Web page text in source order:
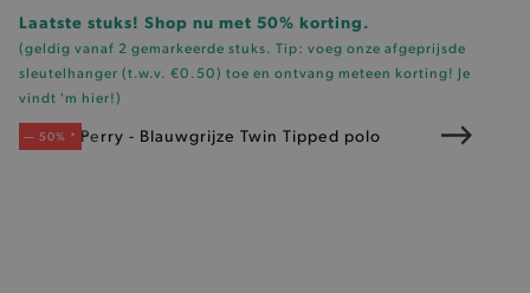
Laatste stuks! Shop nu met 50% korting.
(geldig vanaf 2 gemarkeerde stuks. Tip: voeg onze afgeprijsde
sleutelhanger (t.w.v. €0.50) toe en ontvang meteen korting! Je
vindt 'm hier!)
— 50% *